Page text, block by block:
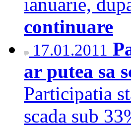
continuare
17.01.2011
ar putea sa
Participatia
scada sub